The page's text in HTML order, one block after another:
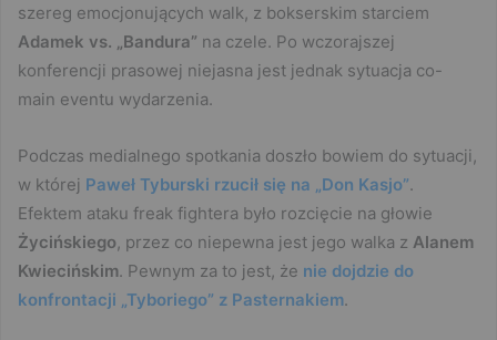
szereg emocjonujących walk, z bokserskim starciem
Adamek vs. „Bandura” na czele. Po wczorajszej
konferencji prasowej niejasna jest jednak sytuacja co-
main eventu wydarzenia.
Podczas medialnego spotkania doszło bowiem do sytuacji,
w której Paweł Tyburski rzucił się na „Don Kasjo”.
Efektem ataku freak fightera było rozcięcie na głowie
Życińskiego, przez co niepewna jest jego walka z Alanem
Kwiecińskim. Pewnym za to jest, że nie dojdzie do
konfrontacji „Tyboriego” z Pasternakiem.